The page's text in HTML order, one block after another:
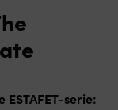
serie: